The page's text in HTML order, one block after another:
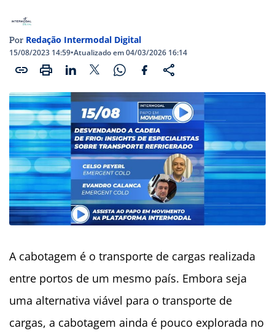
Por Redação Intermodal Digital
15/08/2023 14:59•Atualizado em 04/03/2026 16:14
A cabotagem é o transporte de cargas realizada
entre portos de um mesmo país. Embora seja
uma alternativa viável para o transporte de
cargas, a cabotagem ainda é pouco explorada no